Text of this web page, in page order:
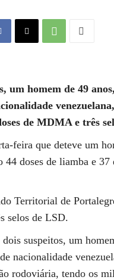
um homem de 49
de MDMA e três
feira que deteve um
44 doses de liamba e
Territorial de
selos de LSD.
suspeitos, um
nacionalidade
rodoviária, tendo os